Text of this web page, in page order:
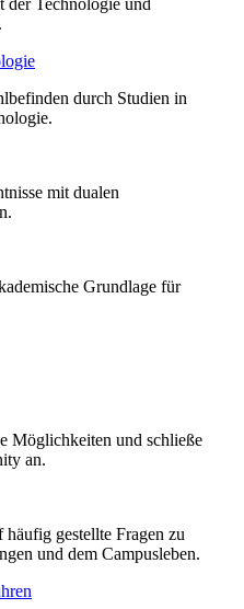
der Technologie und
durch Studien in
mit dualen
Grundlage für
Möglichkeiten und schließe
an.
gestellte Fragen zu
und dem Campusleben.